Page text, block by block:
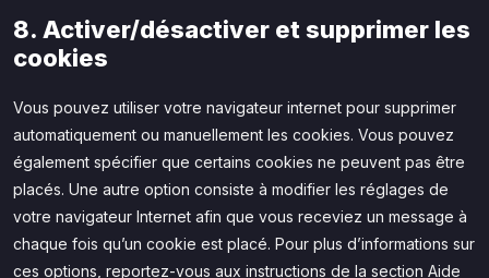
8. Activer/désactiver et supprimer les
cookies
Vous pouvez utiliser votre navigateur internet pour supprimer
automatiquement ou manuellement les cookies. Vous pouvez
également spécifier que certains cookies ne peuvent pas être
placés. Une autre option consiste à modifier les réglages de
votre navigateur Internet afin que vous receviez un message à
chaque fois qu’un cookie est placé. Pour plus d’informations sur
ces options, reportez-vous aux instructions de la section Aide